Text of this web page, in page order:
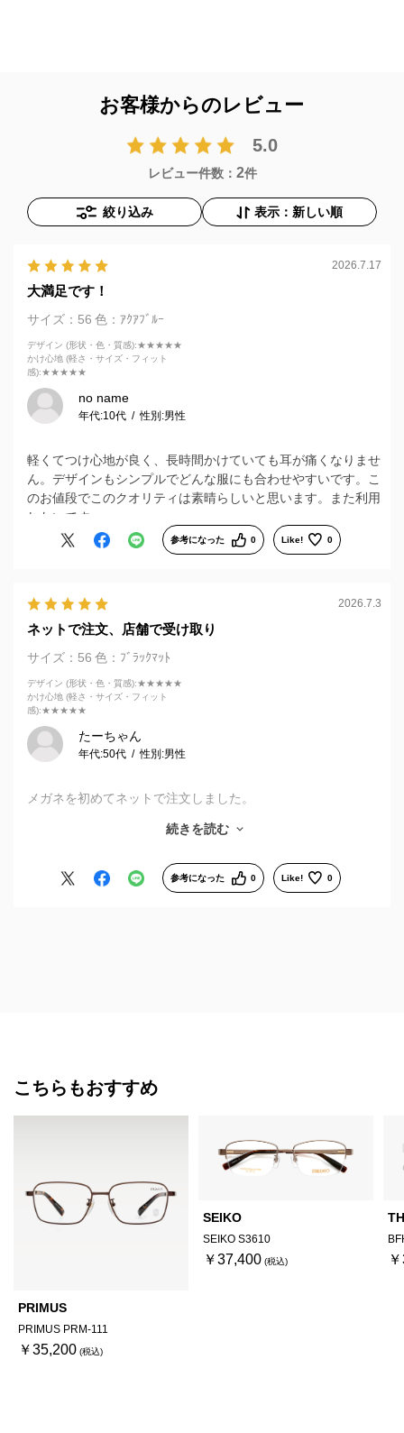
お客様からのレビュー
5.0
レビュー件数： 2件
絞り込み 表示：新しい順
2026.7.17
大満足です！
サイズ：56 色：ｱｸｱﾌﾞﾙｰ
デザイン (形状・色・質感):★★★★★
かけ心地 (軽さ・サイズ・フィット
感):★★★★★
no name
年代:10代 性別:男性
軽くてつけ心地が良く、長時間かけていても耳が痛くなりませ
ん。デザインもシンプルでどんな服にも合わせやすいです。こ
のお値段でこのクオリティは素晴らしいと思います。また利用
したいです。
参考になった 0 Like! 0
2026.7.3
ネットで注文、店舗で受け取り
サイズ：56 色：ﾌﾞﾗｯｸﾏｯﾄ
デザイン (形状・色・質感):★★★★★
かけ心地 (軽さ・サイズ・フィット
感):★★★★★
たーちゃん
年代:50代 性別:男性
メガネを初めてネットで注文しました。
だけで完結。商品は価格がリーズナブルだし、イメージ通りで
眼鏡市場の場合、商品を実店舗で受け取れるので、微調整につ
続きを読む
参考になった 0 Like! 0
こちらもおすすめ
PRIMUS
PRIMUS PRM-111
￥35,200
SEIKO
SEIKO S3610
￥37,400